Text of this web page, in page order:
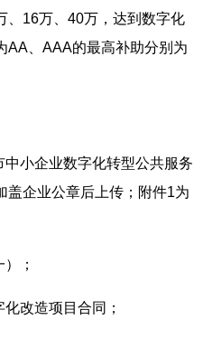
、16万、40万，达到数字化
AA、AAA的最高补助分别为
小企业数字化转型公共服务
盖企业公章后上传；附件1为
；
改造项目合同；